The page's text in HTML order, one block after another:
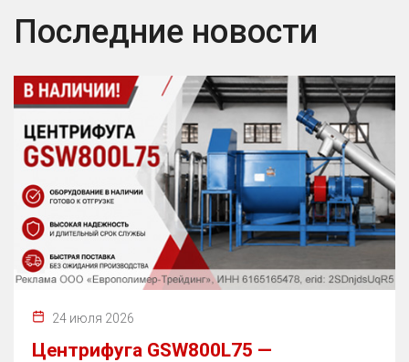
Последние новости
24 июля 2026
Центрифуга GSW800L75 —